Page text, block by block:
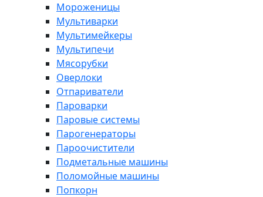
Мороженицы
Мультиварки
Мультимейкеры
Мультипечи
Мясорубки
Оверлоки
Отпариватели
Пароварки
Паровые системы
Парогенераторы
Пароочистители
Подметальные машины
Поломойные машины
Попкорн